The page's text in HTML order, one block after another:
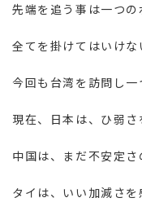
先端を追う事は一つ
全てを掛けてはいけな
今回も台湾を訪問し一
現在、日本は、ひ弱さ
中国は、まだ不安定
タイは、いい加減さを